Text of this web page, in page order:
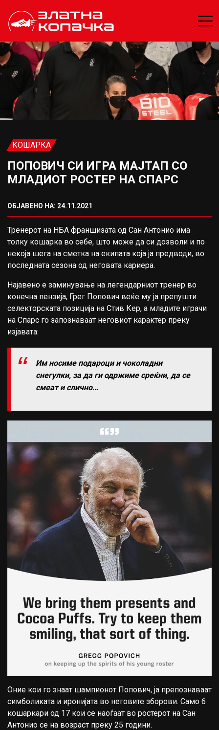
КОШАРКА
ПОПОВИЧ СИ ИГРА МАЈТАП СО
МЛАДИОТ РОСТЕР НА СПАРС
ОБЈАВЕНО НА: 24.11.2021
Тренерот на НБА франшизата од Сан Антонио има
толку кошарка во себе, што може да си дозволи и по
некоја шега на сметка на екипата која ја предводи, во
последната сезона од неговата кариера.
Најавено е заминување на легендарниот тренер во
конечна пензија, Грег Попович веќе му ја препушти
селекторската позиција на Стив Кер, а младите играчи
на Спарс го запознаваат неговиот карактер преку
изјавата:
Им носиме подароци и чоколадни
снегулки, за да ги одржиме среќни, да се
смеат и слично…
Оние кои го знаат шампионот Попович, ја препознаваат
симболиката и иронијата во неговите зборови. Само 6
кошаркари од 17 кои се наоѓаат во ростерот на Сан
Антонио се на возраст преку 25 години.